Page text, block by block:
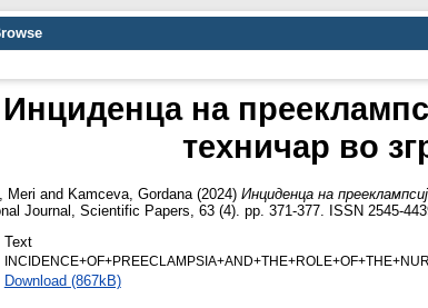
Инциденца на
техничар во
Meri and Kamceva, Gordana (2024) Инциденца на
Journal, Scientific Papers, 63 (4). pp. 371-377. ISSN 2545-
Text
Download (867kB)